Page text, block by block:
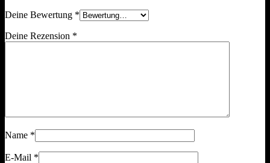
Deine Bewertung *
Deine Rezension *
Name *
E-Mail *